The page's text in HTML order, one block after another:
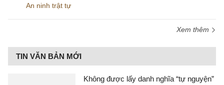
An ninh trật tự
Xem thêm
TIN VĂN BẢN MỚI
Không được lấy danh nghĩa “tự nguyện”